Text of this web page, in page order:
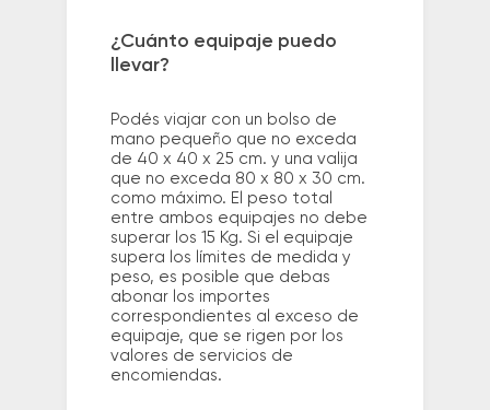
¿Cuánto equipaje puedo
llevar?
Podés viajar con un bolso de
mano pequeño que no exceda
de 40 x 40 x 25 cm. y una valija
que no exceda 80 x 80 x 30 cm.
como máximo. El peso total
entre ambos equipajes no debe
superar los 15 Kg. Si el equipaje
supera los límites de medida y
peso, es posible que debas
abonar los importes
correspondientes al exceso de
equipaje, que se rigen por los
valores de servicios de
encomiendas.